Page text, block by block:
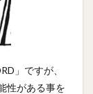
」ですが、
性がある事を